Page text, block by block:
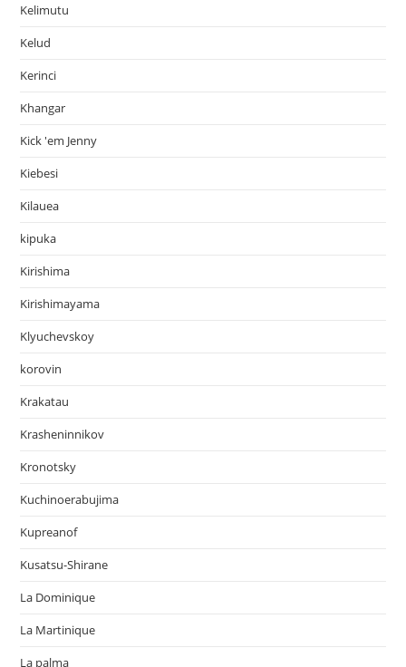
Kelimutu
Kelud
Kerinci
Khangar
Kick 'em Jenny
Kiebesi
Kilauea
kipuka
Kirishima
Kirishimayama
Klyuchevskoy
korovin
Krakatau
Krasheninnikov
Kronotsky
Kuchinoerabujima
Kupreanof
Kusatsu-Shirane
La Dominique
La Martinique
La palma